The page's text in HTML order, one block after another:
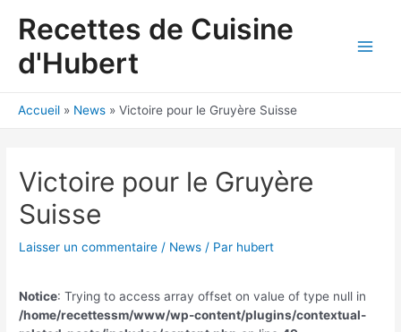
Recettes de Cuisine
d'Hubert
Accueil News Victoire pour le Gruyère Suisse
Victoire pour le Gruyère
Suisse
Laisser un commentaire / News / Par hubert
Notice: Trying to access array offset on value of type null in
/home/recettessm/www/wp-content/plugins/contextual-